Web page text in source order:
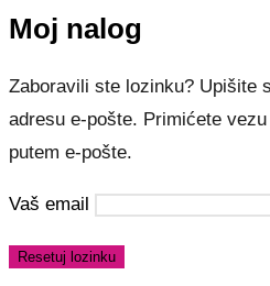
Moj nalog
Zaboravili ste lozinku? Upišite
adresu e-pošte. Primićete
putem e-pošte.
Vaš email
Resetuj lozinku